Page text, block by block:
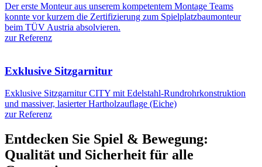
Der erste Monteur aus unserem kompetentem Montage Teams
konnte vor kurzem die Zertifizierung zum Spielplatzbaumonteur
beim TÜV Austria absolvieren.
zur Referenz
Exklusive Sitzgarnitur
Exklusive Sitzgarnitur CITY mit Edelstahl-Rundrohrkonstruktion
und massiver, lasierter Hartholzauflage (Eiche)
zur Referenz
Entdecken Sie Spiel & Bewegung:
Qualität und Sicherheit für alle